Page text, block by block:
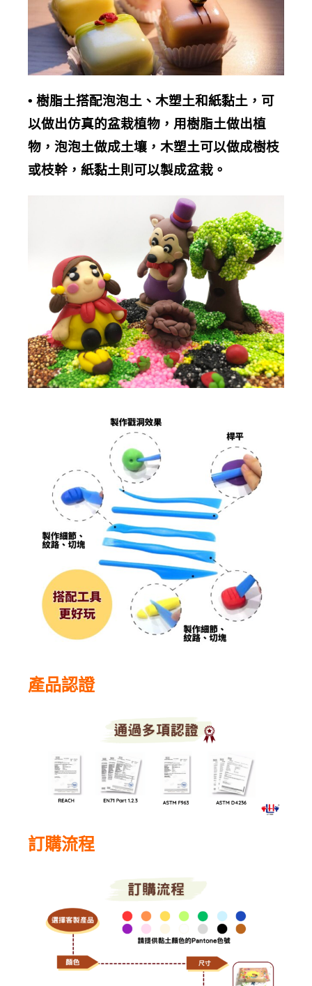
• 樹脂土搭配泡泡土、木塑土和紙黏土，可
以做出仿真的盆栽植物，用樹脂土做出植
物，泡泡土做成土壤，木塑土可以做成樹枝
或枝幹，紙黏土則可以製成盆栽。
產品認證
訂購流程